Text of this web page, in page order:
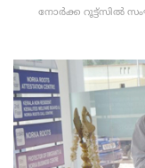
നോര്‍ക്ക റൂട്ട്സില്‍